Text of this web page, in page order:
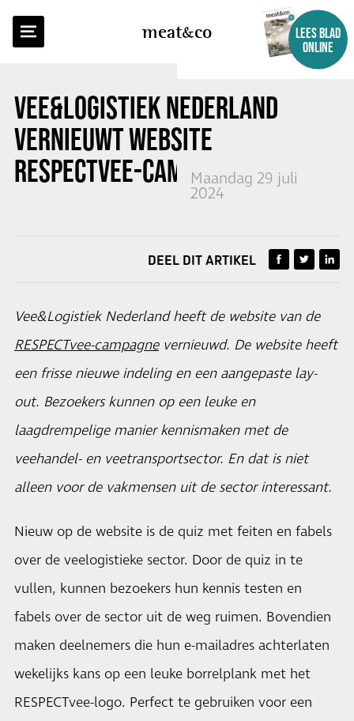
meatco
LEES BLAD
ONLINE
VEE&LOGISTIEK NEDERLAND
VERNIEUWT WEBSITE
RESPECTVEE-CAMPAGNEMaandag 29 juli
2024
TERUG NAAR OVERZICHT
DEEL DIT ARTIKEL
Vee&Logistiek Nederland heeft de website van de
RESPECTvee-campagnevernieuwd. De website heeft
een frisse nieuwe indeling en een aangepaste lay-
out. Bezoekers kunnen op een leuke en
laagdrempelige manier kennismaken met de
veehandel- en veetransportsector. En dat is niet
alleen voor de vakmensen uit de sector interessant.
Nieuw op de website is de quiz met feiten en fabels
over de veelogistieke sector. Door de quiz in te
vullen, kunnen bezoekers hun kennis testen en
fabels over de sector uit de weg ruimen. Bovendien
maken deelnemers die hun e-mailadres achterlaten
wekelijks kans op een leuke borrelplank met het
RESPECTvee-logo. Perfect te gebruiken voor een